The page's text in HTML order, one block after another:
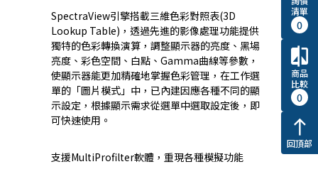
SpectraView引擎搭載三維色彩對照表(3D
Lookup Table)，透過先進的影像處理功能提供
獨特的色彩轉換演算，調整顯示器的亮度、黑場
亮度、彩色空間、白點、Gamma曲線等參數，
使顯示器能更加精確地掌握色彩管理，在工作選
單的「圖片模式」中，已內建因應各種不同的顯
示設定，根據顯示需求從選單中選取設定後，即
可快速使用。
支援MultiProfilter軟體，重現各種模擬功能
清單
0
compare
商品
比較
0
north
回頂部